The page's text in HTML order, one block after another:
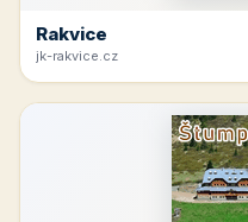
Rakvice
jk-rakvice.cz